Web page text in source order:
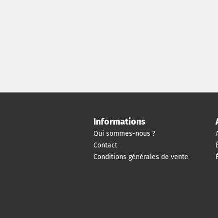
Informations
Qui sommes-nous ?
Contact
Conditions générales de vente